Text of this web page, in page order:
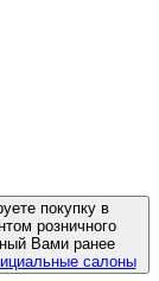
покупку в
розничного
Вами ранее
салоны